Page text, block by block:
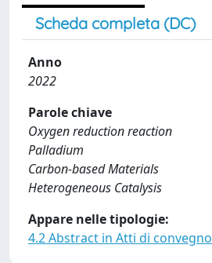
Scheda completa (DC)
Anno
2022
Parole chiave
Oxygen reduction reaction
Palladium
Carbon-based Materials
Heterogeneous Catalysis
Appare nelle tipologie:
4.2 Abstract in Atti di convegno